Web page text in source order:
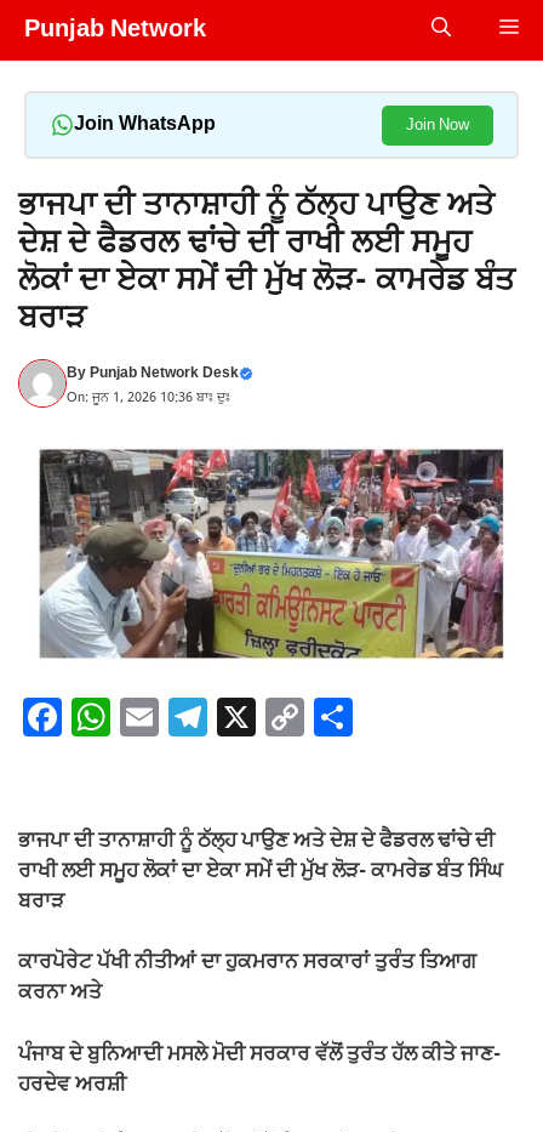
Skip
Punjab Network
Join WhatsApp Join Now
ਭਾਜਪਾ ਦੀ ਤਾਨਾਸ਼ਾਹੀ ਨੂੰ ਠੱਲ੍ਹ ਪਾਉਣ ਅਤੇ
ਦੇਸ਼ ਦੇ ਫੈਡਰਲ ਢਾਂਚੇ ਦੀ ਰਾਖੀ ਲਈ ਸਮੂਹ
ਲੋਕਾਂ ਦਾ ਏਕਾ ਸਮੇਂ ਦੀ ਮੁੱਖ ਲੋੜ- ਕਾਮਰੇਡ ਬੰਤ
ਬਰਾੜ
ByPunjab Network Desk
On: ਜੂਨ 1, 2026 10:36 ਬਾਃ ਦੁਃ
F
e
b
o
o
k
W
s
A
p
E T
gr
a
X C
y
Li
k
e
ਭਾਜਪਾ ਦੀ ਤਾਨਾਸ਼ਾਹੀ ਨੂੰ ਠੱਲ੍ਹ ਪਾਉਣ ਅਤੇ ਦੇਸ਼ ਦੇ ਫੈਡਰਲ ਢਾਂਚੇ ਦੀ
ਰਾਖੀ ਲਈ ਸਮੂਹ ਲੋਕਾਂ ਦਾ ਏਕਾ ਸਮੇਂ ਦੀ ਮੁੱਖ ਲੋੜ- ਕਾਮਰੇਡ ਬੰਤ ਸਿੰਘ
ਬਰਾੜ
ਕਾਰਪੋਰੇਟ ਪੱਖੀ ਨੀਤੀਆਂ ਦਾ ਹੁਕਮਰਾਨ ਸਰਕਾਰਾਂ ਤੁਰੰਤ ਤਿਆਗ
ਕਰਨਾ ਅਤੇ
ਪੰਜਾਬ ਦੇ ਬੁਨਿਆਦੀ ਮਸਲੇ ਮੋਦੀ ਸਰਕਾਰ ਵੱਲੋਂ ਤੁਰੰਤ ਹੱਲ ਕੀਤੇ ਜਾਣ-
ਹਰਦੇਵ ਅਰਸ਼ੀ